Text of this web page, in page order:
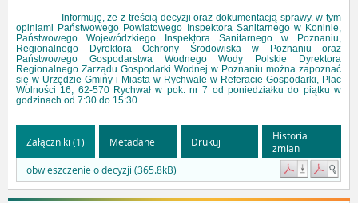
Informuję, że z treścią decyzji oraz dokumentacją sprawy, w tym
opiniami Państwowego Powiatowego Inspektora Sanitarnego w Koninie,
Państwowego Wojewódzkiego Inspektora Sanitarnego w Poznaniu,
Regionalnego Dyrektora Ochrony Środowiska w Poznaniu oraz
Państwowego Gospodarstwa Wodnego Wody Polskie Dyrektora
Regionalnego Zarządu Gospodarki Wodnej w Poznaniu można zapoznać
się w Urzędzie Gminy i Miasta w Rychwale w Referacie Gospodarki, Plac
Wolności 16, 62-570 Rychwał w pok. nr 7 od poniedziałku do piątku w
godzinach od 7:30 do 15:30.
Załączniki (1) Metadane Drukuj
Historia
zmian
obwieszczenie o decyzji (365.8kB)